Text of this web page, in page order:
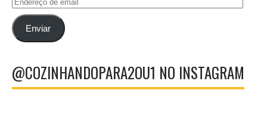
emailEnviar
@COZINHANDOPARA2OU1 NO INSTAGRAM